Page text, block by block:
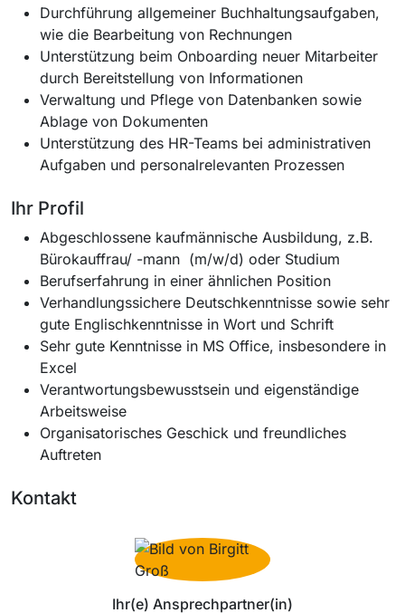
Durchführung allgemeiner Buchhaltungsaufgaben,
wie die Bearbeitung von Rechnungen
Unterstützung beim Onboarding neuer Mitarbeiter
durch Bereitstellung von Informationen
Verwaltung und Pflege von Datenbanken sowie
Ablage von Dokumenten
Unterstützung des HR-Teams bei administrativen
Aufgaben und personalrelevanten Prozessen
Ihr Profil
Abgeschlossene kaufmännische Ausbildung, z.B.
Bürokauffrau/ -mann (m/w/d) oder Studium
Berufserfahrung in einer ähnlichen Position
Verhandlungssichere Deutschkenntnisse sowie sehr
gute Englischkenntnisse in Wort und Schrift
Sehr gute Kenntnisse in MS Office, insbesondere in
Excel
Verantwortungsbewusstsein und eigenständige
Arbeitsweise
Organisatorisches Geschick und freundliches
Auftreten
Kontakt
Ihr(e) Ansprechpartner(in)